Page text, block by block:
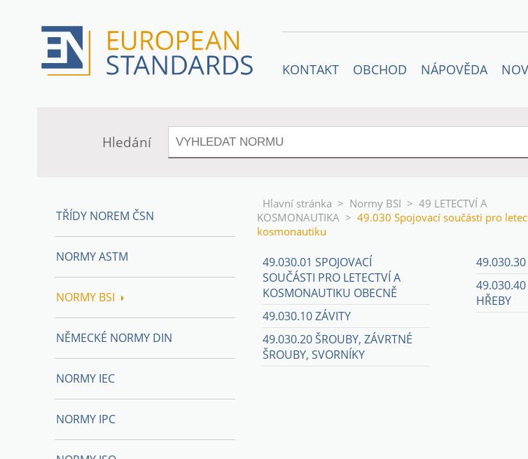
KONTAKT OBCHOD NÁPOVĚDA
Hledání
Hlavní stránka > Normy BSI > 49 LETECTVÍ A
KOSMONAUTIKA > 49.030 Spojovací součásti pro
kosmonautiku
49.030.01 SPOJOVACÍ
SOUČÁSTI PRO LETECTVÍ A
KOSMONAUTIKU OBECNĚ
49.030.10 ZÁVITY
49.030.20 ŠROUBY, ZÁVRTNÉ
ŠROUBY, SVORNÍKY
49.030.30
49.030.40
HŘEBY
TŘÍDY NOREM ČSN
NORMY ASTM
NORMY BSI
NĚMECKÉ NORMY DIN
NORMY IEC
NORMY IPC